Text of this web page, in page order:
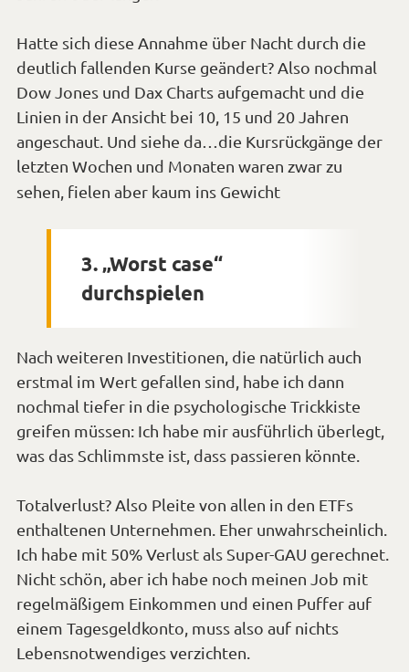
Hatte sich diese Annahme über Nacht durch die
deutlich fallenden Kurse geändert? Also nochmal
Dow Jones und Dax Charts aufgemacht und die
Linien in der Ansicht bei 10, 15 und 20 Jahren
angeschaut. Und siehe da…die Kursrückgänge der
letzten Wochen und Monaten waren zwar zu
sehen, fielen aber kaum ins Gewicht
3. „Worst case“
durchspielen
Nach weiteren Investitionen, die natürlich auch
erstmal im Wert gefallen sind, habe ich dann
nochmal tiefer in die psychologische Trickkiste
greifen müssen: Ich habe mir ausführlich überlegt,
was das Schlimmste ist, dass passieren könnte.
Totalverlust? Also Pleite von allen in den ETFs
enthaltenen Unternehmen. Eher unwahrscheinlich.
Ich habe mit 50% Verlust als Super-GAU gerechnet.
Nicht schön, aber ich habe noch meinen Job mit
regelmäßigem Einkommen und einen Puffer auf
einem Tagesgeldkonto, muss also auf nichts
Lebensnotwendiges verzichten.